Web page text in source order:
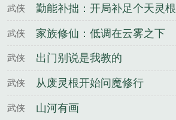
武侠 勤能补拙：开局补足个天灵根
武侠 家族修仙：低调在云雾之下
武侠 出门别说是我教的
武侠 从废灵根开始问魔修行
武侠 山河有画